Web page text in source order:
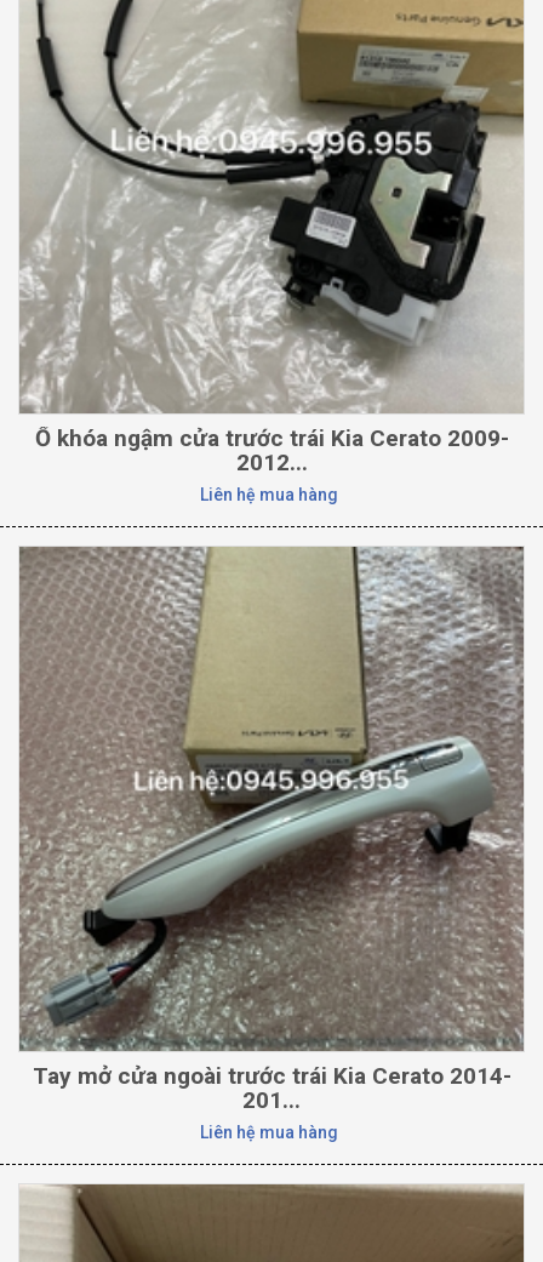
Ổ khóa ngậm cửa trước trái Kia Cerato 2009-
2012...
Liên hệ mua hàng
Tay mở cửa ngoài trước trái Kia Cerato 2014-
201...
Liên hệ mua hàng